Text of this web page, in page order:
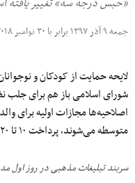
جمعه ۹ آذر ۱۳۹۷ برابر با ۳۰ نوامبر ۲۰۱۸
شورای اسلامی باز هم برای جلب
اصلاحیه‌‌ها مجازات اولیه برای
متوسطه می‌شوند، پرداخت ۱۰ تا ۲۰ میلیون تومان در نظر گرفته شد.
سربند تبلیغات مذهبی در روز اول